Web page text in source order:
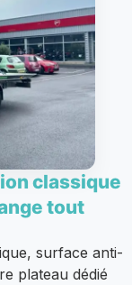
classique
tout
surface anti-
plateau dédié